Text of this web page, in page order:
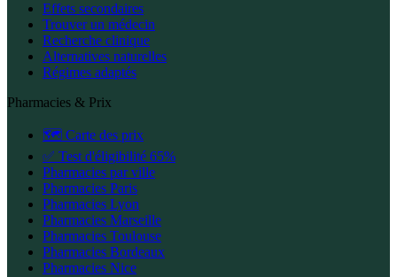
Effets secondaires
Trouver un médecin
Recherche clinique
Alternatives naturelles
Régimes adaptés
Pharmacies & Prix
🗺️ Carte des prix
✅ Test d'éligibilité 65%
Pharmacies par ville
Pharmacies Paris
Pharmacies Lyon
Pharmacies Marseille
Pharmacies Toulouse
Pharmacies Bordeaux
Pharmacies Nice